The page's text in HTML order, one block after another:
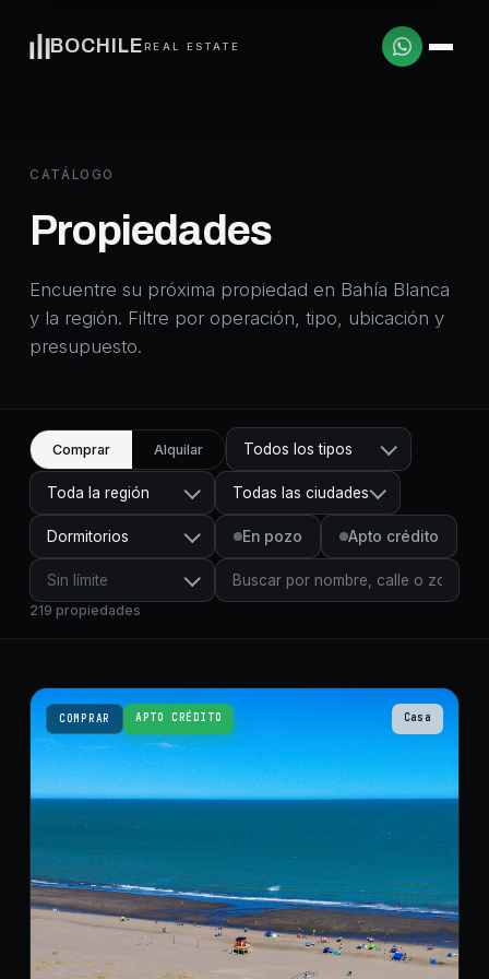
BOCHILE REAL ESTATE
CATÁLOGO
Propiedades
Encuentre su próxima propiedad en Bahía Blanca
y la región. Filtre por operación, tipo, ubicación y
presupuesto.
Comprar Alquilar Todos los tipos
Toda la región Todas las ciudades
Dormitorios En pozo Apto crédito
Sin límite
219 propiedades
COMPRAR APTO CRÉDITO Casa